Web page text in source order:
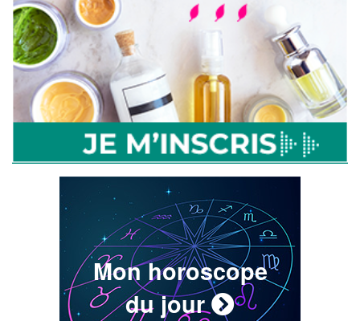
Mon horoscope
du jour